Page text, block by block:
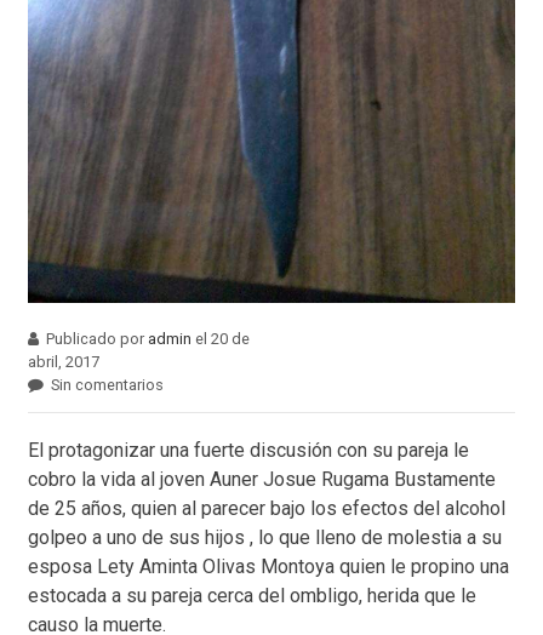
Publicado por admin el 20 de
abril, 2017
Sin comentarios
El protagonizar una fuerte discusión con su pareja le
cobro la vida al joven Auner Josue Rugama Bustamente
de 25 años, quien al parecer bajo los efectos del alcohol
golpeo a uno de sus hijos , lo que lleno de molestia a su
esposa Lety Aminta Olivas Montoya quien le propino una
estocada a su pareja cerca del ombligo, herida que le
causo la muerte.